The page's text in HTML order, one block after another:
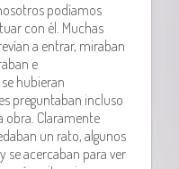
podíamos
con él. Muchas
a entrar, miraban
e
hubieran
preguntaban incluso
obra. Claramente
un rato, algunos
se acercaban para ver